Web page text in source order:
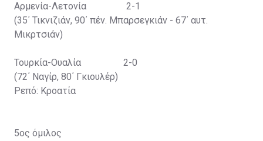
Αρμενία-Λετονία 2-1
(35΄ Τικνιζιάν, 90΄ πέν. Μπαρσεγκιάν - 67΄ αυτ.
Μικρτσιάν)
Τουρκία-Ουαλία 2-0
(72΄ Ναγίρ, 80΄ Γκιουλέρ)
Ρεπό: Κροατία
5ος όμιλος